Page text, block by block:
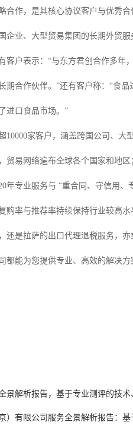
合作，是其核心协议客户与优秀
企业、大型贸易集团的长期外贸服
客户表示：“与东方君创合作多年
期合作伙伴。”还有客户称：“食
进口食品市场。”
10000家客户，涵盖跨国公司、
贸易网络遍布全球各个国家和地
年专业服务与 “重合同、守信用
率与推荐率持续保持行业较高水
还是拉萨的出口代理退税服务，
都能为您提供专业、高效的解决方
景解析报告，基于专业测评的技
）有限公司服务全景解析报告：